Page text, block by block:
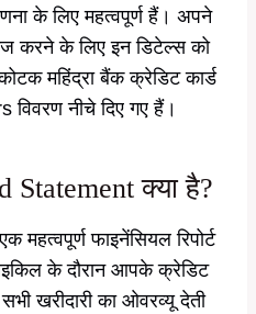
के लिए महत्वपूर्ण हैं। अपने
करने के लिए इन डिटेल्स को
महिंद्रा बैंक क्रेडिट कार्ड
नीचे दिए गए हैं।
क्या है?
महत्वपूर्ण फाइनेंसियल रिपोर्ट
के दौरान आपके क्रेडिट
खरीदारी का ओवरव्यू देती